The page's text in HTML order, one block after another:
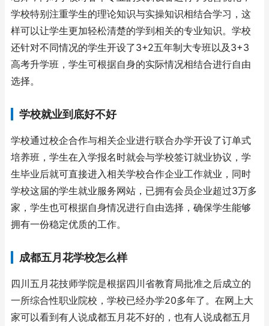
学校特别注重学生的理论知识与实操知识相结合学习，这
样可以让学生更加轻松清楚的学到相关的专业知识。学校
还针对不同情况的学生开设了3+2五年制大专班以及3+3
高考升学班，学生可根据自身的实际情况相结合进行自由
选择。
学校就业到底好不好
学校通过校企合作与相关企业进行联合办学开设了订单式
培养班，学生在入学报名时就会与学校签订就业协议，学
生毕业后就可直接进入相关学校合作企业工作就业，同时
学校这届的学生就业服务网站，已拥有会员企业超过3万多
家，学生也可根据自身情况进行自由选择，确保学生能够
拥有一份稳定优质的工作。
成都五月花学校怎么样
四川五月花技师学院是根据四川省教育局批准之后成立的
一所综合性职业院校，学校已经办学20多年了。在网上大
家可以看到有人说成都五月花不好的，也有人说成都五月